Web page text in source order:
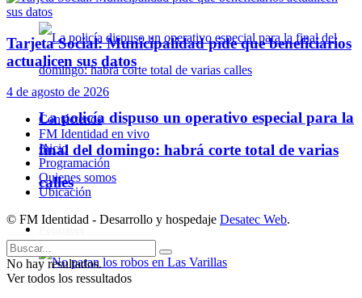
La policía dispuso un operativo especial para la
final del domingo: habrá corte total de varias
calles
Tarjeta Social: Municipalidad pide que beneficiarios
actualicen sus datos
4 de agosto de 2026
Contáctenos
FM Identidad en vivo
Inicio
Programación
Quienes somos
Ubicación
© FM Identidad - Desarrollo y hospedaje Desatec Web.
No hay resultados.
Ver todos los ressultados